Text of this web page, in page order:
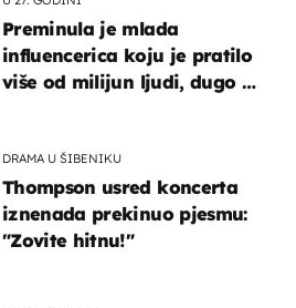
Preminula je mlada
influencerica koju je pratilo
više od milijun ljudi, dugo se
DRAMA U ŠIBENIKU
Thompson usred koncerta
iznenada prekinuo pjesmu:
"Zovite hitnu!"